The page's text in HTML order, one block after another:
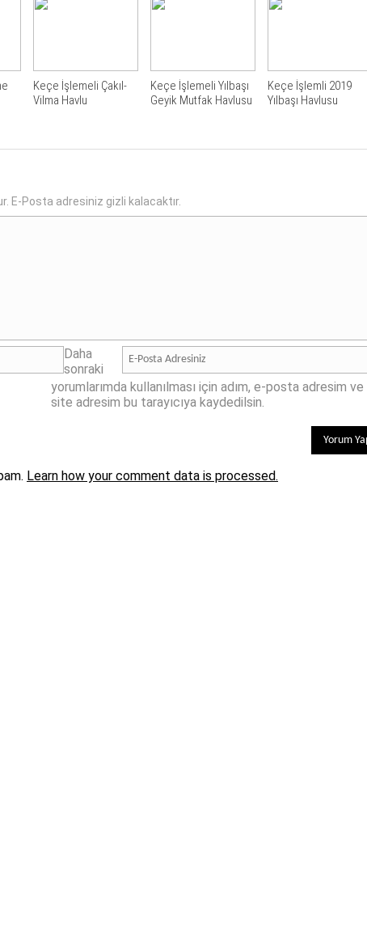
Keçe İşlemeli Çakıl-
Vilma Havlu
Keçe İşlemeli Yılbaşı
Geyik Mutfak Havlusu
Keçe İşlemli 2019
Yılbaşı Havlusu
E-Posta adresiniz gizli kalacaktır.
Daha
sonraki
yorumlarımda kullanılması için adım, e-posta adresim ve
site adresim bu tarayıcıya kaydedilsin.
Learn how your comment data is processed.